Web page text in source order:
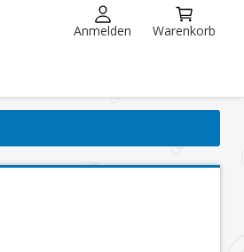
Anmelden Warenkorb